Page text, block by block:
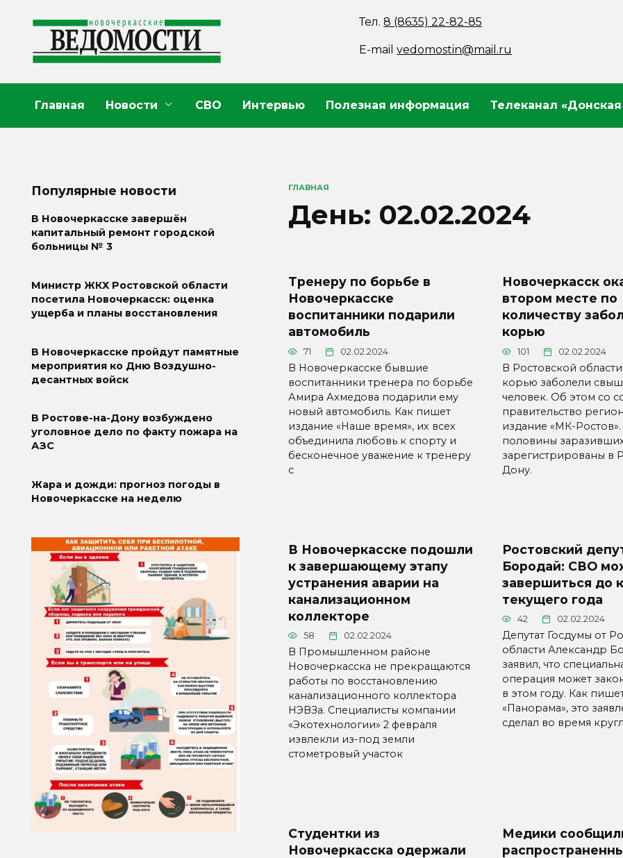
содержанию
Тел.8 (8635) 22-82-85
E-mailvedomostin@mail.ru
Главная Новости СВО Интервью Полезная информация Телеканал
ГЛАВНАЯ
День: 02.02.2024
Тренеру по борьбе в
Новочеркасске
воспитанники подарили
автомобиль
71 02.02.2024
В Новочеркасске бывшие
воспитанники тренера по борьбе
Амира Ахмедова подарили ему
новый автомобиль. Как пишет
издание «Наше время», их всех
объединила любовь к спорту и
бесконечное уважение к тренеру
с
Новочеркасск
втором месте по
количеству
корью
101 02.02.2024
В Ростовской
корью заболели
человек. Об этом со
правительство
издание «МК-
половины
зарегистрированы в
Дону.
В Новочеркасске подошли
к завершающему этапу
устранения аварии на
канализационном
коллекторе
58 02.02.2024
В Промышленном районе
Новочеркасска не прекращаются
работы по восстановлению
канализационного коллектора
НЭВЗа. Специалисты компании
«Экотехнологии» 2 февраля
извлекли из-под земли
стометровый участок
Ростовский
Бородай: СВО
завершиться до
текущего года
42 02.02.2024
Депутат Госдумы от
области Александр
заявил, что
операция может
в этом году. Как
«Панорама», это
сделал во время
Студентки из
Новочеркасска одержали
Медики
Популярные новости
В Новочеркасске завершён
капитальный ремонт городской
больницы № 3
Министр ЖКХ Ростовской области
посетила Новочеркасск: оценка
ущерба и планы восстановления
В Новочеркасске пройдут памятные
мероприятия ко Дню Воздушно-
десантных войск
В Ростове-на-Дону возбуждено
уголовное дело по факту пожара на
АЗС
Жара и дожди: прогноз погоды в
Новочеркасске на неделю